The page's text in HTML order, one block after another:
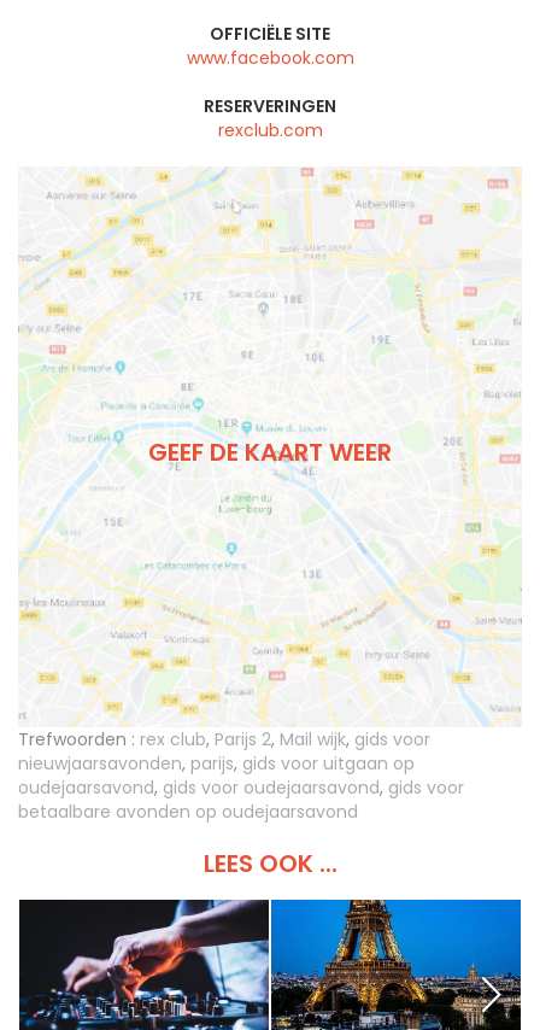
OFFICIËLE SITE
www.facebook.com
RESERVERINGEN
rexclub.com
GEEF DE KAART WEER
Trefwoorden : rex club, Parijs 2, Mail wijk, gids voor
nieuwjaarsavonden, parijs, gids voor uitgaan op
oudejaarsavond, gids voor oudejaarsavond, gids voor
betaalbare avonden op oudejaarsavond
LEES OOK ...